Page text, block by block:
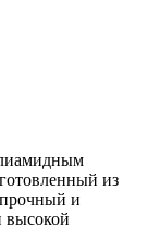
из
и
высокой